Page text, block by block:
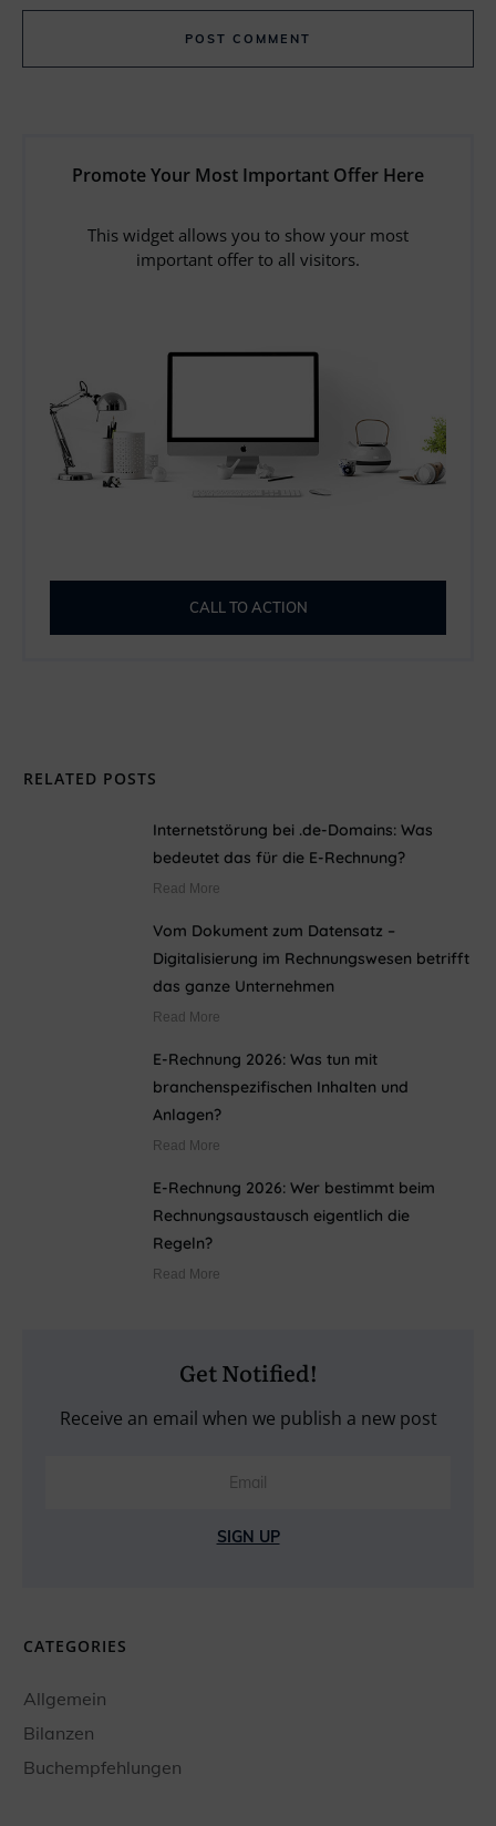
POST COMMENT
Promote Your Most Important Offer Here
This widget allows you to show your most
important offer to all visitors.
CALL TO ACTION
RELATED POSTS
Internetstörung bei .de-Domains: Was
bedeutet das für die E-Rechnung?
Read More
Vom Dokument zum Datensatz –
Digitalisierung im Rechnungswesen betrifft
das ganze Unternehmen
Read More
E-Rechnung 2026: Was tun mit
branchenspezifischen Inhalten und
Anlagen?
Read More
E-Rechnung 2026: Wer bestimmt beim
Rechnungsaustausch eigentlich die
Regeln?
Read More
Get Notified!
Receive an email when we publish a new post
SIGN UP
CATEGORIES
Allgemein
Bilanzen
Buchempfehlungen